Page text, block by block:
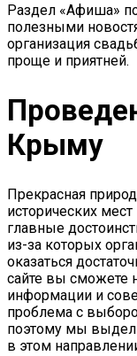
Раздел «Афиша»
полезными
организация
проще и приятней.
Крыму
Прекрасная
исторических
главные
из-за которых
оказаться
сайте вы сможете
информации и
проблема с
поэтому мы
в этом